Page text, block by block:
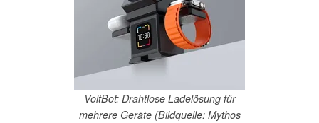
VoltBot: Drahtlose Ladelösung für
mehrere Geräte (Bildquelle: Mythos